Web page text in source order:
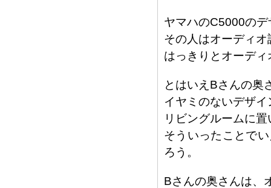
ヤマハのC5000の
その人はオーディ
はっきりとオーデ
とはいえBさんの奥
イヤミのないデザ
リビングルームに
そういったことで
ろう。
Bさんの奥さんは、